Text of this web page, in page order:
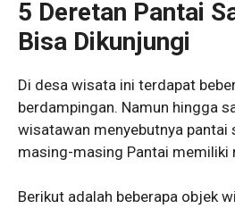
5 Deretan Pantai
Bisa Dikunjungi
Di desa wisata ini terdapat
berdampingan. Namun hingga
wisatawan menyebutnya pantai
masing-masing Pantai memiliki
Berikut adalah beberapa objek